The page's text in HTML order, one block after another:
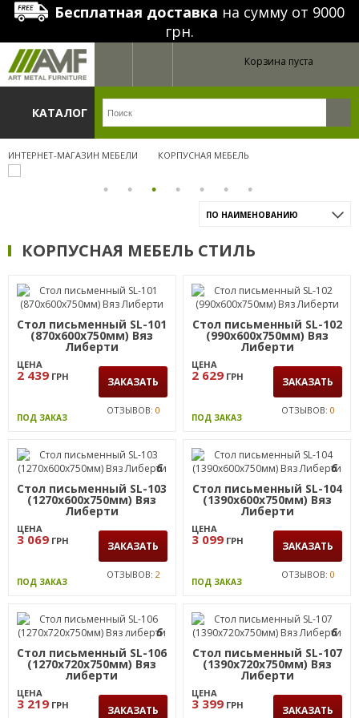
Бесплатная доставка на сумму от 9000
грн.
Корзина пуста
КАТАЛОГ
ИНТЕРНЕТ-МАГАЗИН МЕБЕЛИ КОРПУСНАЯ МЕБЕЛЬ
ПО НАИМЕНОВАНИЮ
КОРПУСНАЯ МЕБЕЛЬ СТИЛЬ
Стол письменный SL-101
(870х600х750мм) Вяз
Либерти
ЦЕНА
2 439 ГРН ЗАКАЗАТЬ
ПОД ЗАКАЗ
ОТЗЫВОВ: 0
Стол письменный SL-102
(990х600х750мм) Вяз
Либерти
ЦЕНА
2 629 ГРН ЗАКАЗАТЬ
ПОД ЗАКАЗ
ОТЗЫВОВ: 0
6
Стол письменный SL-103
(1270х600х750мм) Вяз
Либерти
ЦЕНА
3 069 ГРН ЗАКАЗАТЬ
ПОД ЗАКАЗ
ОТЗЫВОВ: 2
6
Стол письменный SL-104
(1390х600х750мм) Вяз
Либерти
ЦЕНА
3 099 ГРН ЗАКАЗАТЬ
ПОД ЗАКАЗ
ОТЗЫВОВ: 0
6
Стол письменный SL-106
(1270х720х750мм) Вяз
либерти
ЦЕНА
3 219 ГРН ЗАКАЗАТЬ
6
Стол письменный SL-107
(1390х720х750мм) Вяз
Либерти
ЦЕНА
3 399 ГРН ЗАКАЗАТЬ